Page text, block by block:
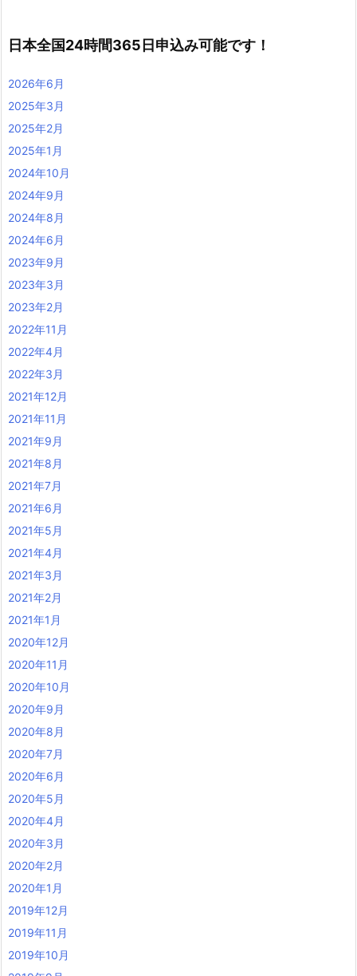
日本全国24時間365日申込み可能です！
2026年6月
2025年3月
2025年2月
2025年1月
2024年10月
2024年9月
2024年8月
2024年6月
2023年9月
2023年3月
2023年2月
2022年11月
2022年4月
2022年3月
2021年12月
2021年11月
2021年9月
2021年8月
2021年7月
2021年6月
2021年5月
2021年4月
2021年3月
2021年2月
2021年1月
2020年12月
2020年11月
2020年10月
2020年9月
2020年8月
2020年7月
2020年6月
2020年5月
2020年4月
2020年3月
2020年2月
2020年1月
2019年12月
2019年11月
2019年10月